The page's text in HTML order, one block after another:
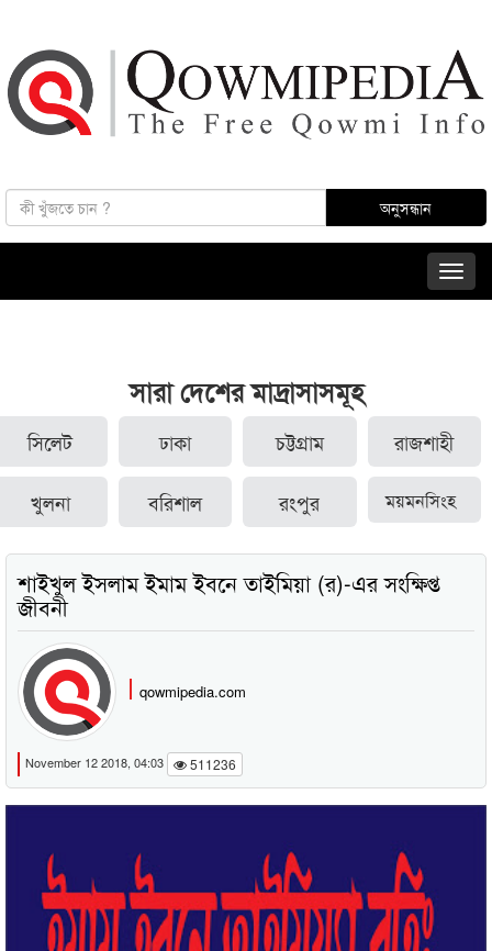
সারা দেশের মাদ্রাসাসমূহ
সিলেট ঢাকা চট্টগ্রাম রাজশাহী
খুলনা বরিশাল রংপুর ময়মনসিংহ
শাইখুল ইসলাম ইমাম ইবনে তাইমিয়া (র)-এর সংক্ষিপ্ত
জীবনী
qowmipedia.com
November 12 2018, 04:03 511236